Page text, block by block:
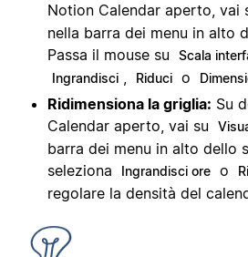
Notion Calendar aperto, vai
nella barra dei menu in alto
Passa il mouse su
Scala
Ingrandisci , Riduci o
Ridimensiona la griglia: Su
Calendar aperto, vai su
barra dei menu in alto dello
seleziona
Ingrandisci ore o
regolare la densità del